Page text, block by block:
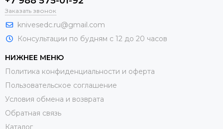
Заказать звонок
knivesedc.ru@gmail.com
Консультации по будням с 12 до 20 часов
НИЖНЕЕ МЕНЮ
Политика конфиденциальности и оферта
Пользовательское соглашение
Условия обмена и возврата
Обратная связь
Каталог